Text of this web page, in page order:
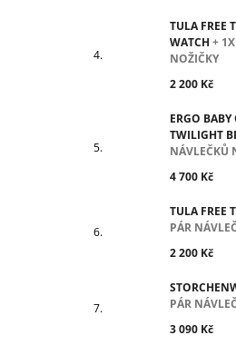
TULA FREE
WATCH +
NOŽIČKY
2 200 Kč
ERGO
TWILIGHT
NÁVLEČKŮ
4 700 Kč
TULA FREE
PÁR
2 200 Kč
PÁR
3 090 Kč